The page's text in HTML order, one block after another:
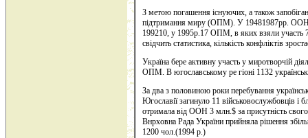
З метою погашення існуючих, а також
підтримання миру (ОПМ). У 19481987рр. ООН
199210, у 1995р.17 ОПМ, в яких взяли участь
свідчить статистика, кількість конфліктів
Україна бере активну участь у миротворчій
ОПМ. В югославському ре гіоні 1132
За два з половиною роки перебування
Югославії загинуло 11 військовослужбовців
отримала від ООН 3 млн.$ за присутність свого
Внрховна Рада України прийняла рішення
1200 чол.(1994 р.)